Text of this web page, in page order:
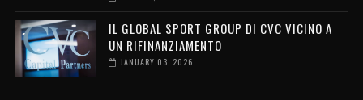
IL GLOBAL SPORT GROUP DI CVC VICINO A
UN RIFINANZIAMENTO
JANUARY 03, 2026